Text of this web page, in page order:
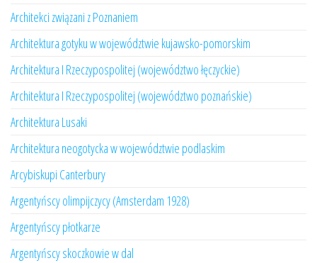
Architekci związani z Poznaniem
Architektura gotyku w województwie kujawsko-pomorskim
Architektura I Rzeczypospolitej (województwo łęczyckie)
Architektura I Rzeczypospolitej (województwo poznańskie)
Architektura Lusaki
Architektura neogotycka w województwie podlaskim
Arcybiskupi Canterbury
Argentyńscy olimpijczycy (Amsterdam 1928)
Argentyńscy płotkarze
Argentyńscy skoczkowie w dal